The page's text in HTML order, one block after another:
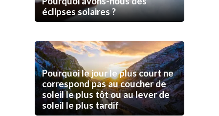
éclipses solaires ?
Pourquoi le jour le plus court ne
correspond pas au coucher de
soleil le plus tôt ou au lever de
soleil le plus tardif